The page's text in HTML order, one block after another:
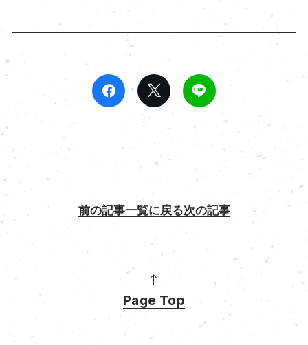
前の記事一覧に戻る次の記事
Page Top